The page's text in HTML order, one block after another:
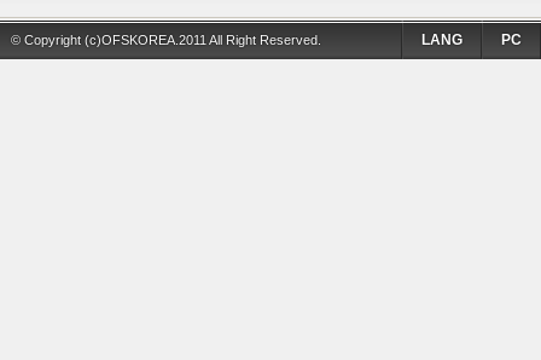
© Copyright (c)OFSKOREA.2011 All Right Reserved. PC
LANG